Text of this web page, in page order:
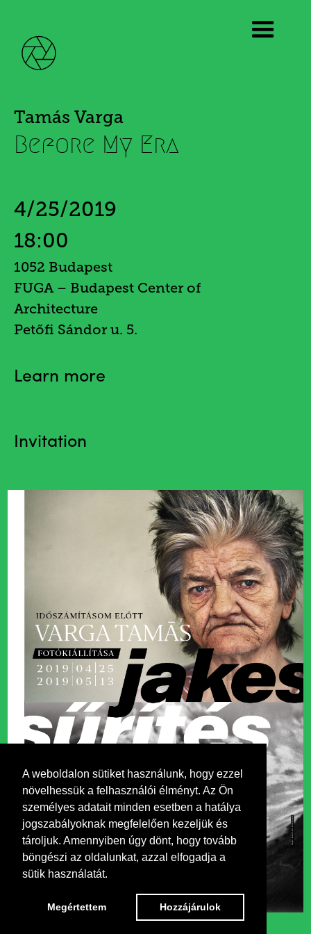
A weboldalon sütiket használunk, hogy ezzel
növelhessük a felhasználói élményt. Az Ön
személyes adatait minden esetben a hatálya
jogszabályoknak megfelelően kezeljük és
tároljuk. Amennyiben úgy dönt, hogy tovább
böngészi az oldalunkat, azzal elfogadja a
sütik használatát.
Megértettem Hozzájárulok
Tamás Varga
Before My Era
4/25/2019
18:00
1052 Budapest
FUGA – Budapest Center of
Architecture
Petőfi Sándor u. 5.
Learn more
Invitation